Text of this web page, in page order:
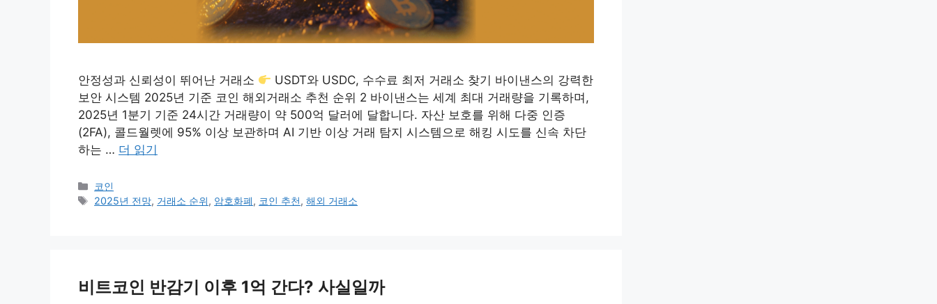
안정성과 신뢰성이 뛰어난 거래소
USDT와 USDC, 수수료 최저 거래소 찾기 바이낸스의 강력한
보안 시스템 2025년 기준 코인 해외거래소 추천 순위 2 바이낸스는 세계 최대 거래량을 기록하며,
2025년 1분기 기준 24시간 거래량이 약 500억 달러에 달합니다. 자산 보호를 위해 다중 인증
(2FA), 콜드월렛에 95% 이상 보관하며 AI 기반 이상 거래 탐지 시스템으로 해킹 시도를 신속 차단
하는 … 더 읽기
카
테
코인
태
2025년 전망, 거래소 순위, 암호화폐, 코인 추천,해외 거래소
비트코인 반감기 이후 1억 간다? 사실일까